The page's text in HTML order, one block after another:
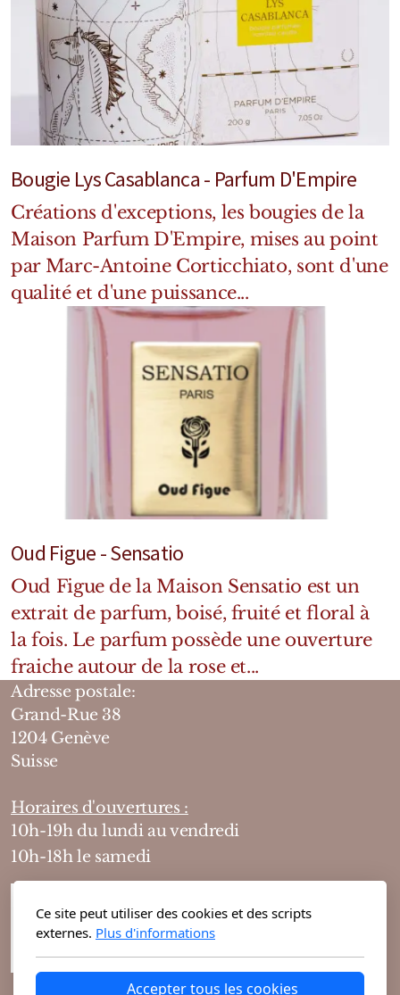
Bougie Lys Casablanca - Parfum D'Empire
Créations d'exceptions, les bougies de la
Maison Parfum D'Empire, mises au point
par Marc-Antoine Corticchiato, sont d'une
qualité et d'une puissance...
Oud Figue - Sensatio
Oud Figue de la Maison Sensatio est un
extrait de parfum, boisé, fruité et floral à
la fois. Le parfum possède une ouverture
fraiche autour de la rose et...
Adresse postale:
Grand-Rue 38
1204 Genève
Suisse
Horaires d'ouvertures :
10h-19h du lundi au vendredi
10h-18h le samedi
Ce site peut utiliser des cookies et des scripts
externes. Plus d'informations
Accepter tous les cookies